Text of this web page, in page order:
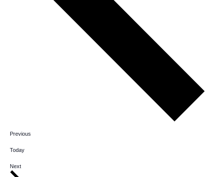
Previous
v
Today
Next